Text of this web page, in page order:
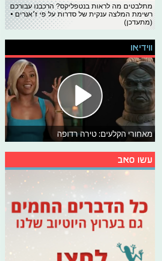
מתלבטים מה לראות בנטפליקס? הרכבנו עבורכם
רשימת המלצה ענקית של סדרות על פי ז׳אנרים •
(מתעדכן)
ווידיאו
מאחורי הקלעים: טירה רדופה
עשו סאב